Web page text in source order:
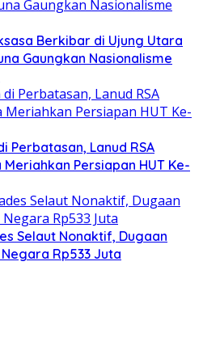
Berkibar di Ujung Utara
Gaungkan Nasionalisme
Perbatasan, Lanud RSA
Persiapan HUT Ke-
Selaut Nonaktif, Dugaan
Rp533 Juta